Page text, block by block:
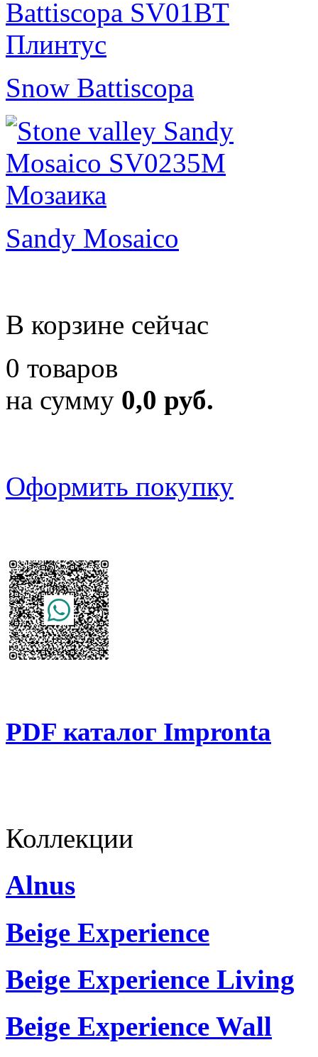
Snow Battiscopa
Sandy Mosaico
В корзине сейчас
0 товаров
на сумму 0,0 руб.
Оформить покупку
PDF каталог Impronta
Коллекции
Alnus
Beige Experience
Beige Experience Living
Beige Experience Wall